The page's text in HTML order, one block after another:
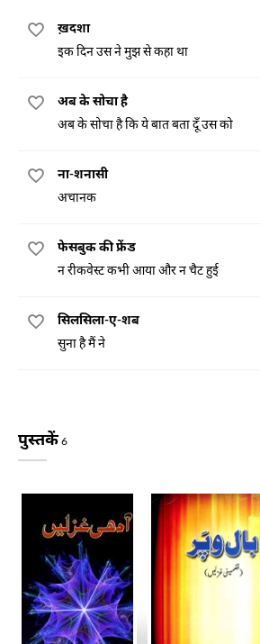
ख़दशा
इक दिन उस ने मुझ से कहा था
अब के सोचा है
अब के सोचा है कि ये बात बता दूँ उस को
ना-शनासी
अचानक
फेसबुक की फ्रेंड
न रीकवेस्ट कभी आया और न चैट हुई
सिलसिला-ए-शब
सुना है मैं ने
पुस्तकें 6